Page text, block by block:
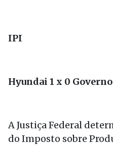
IPI
Hyundai 1 x 0 Governo
A Justiça Federal
do Imposto sobre